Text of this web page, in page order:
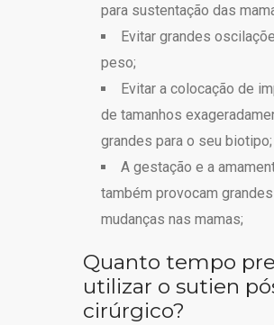
para sustentação das
Evitar grandes
peso;
Evitar a colocação de
de tamanhos
grandes para o seu biotipo;
A gestação e a
também provocam grandes
mudanças nas mamas;
Quanto tempo
utilizar o sutien
cirúrgico?